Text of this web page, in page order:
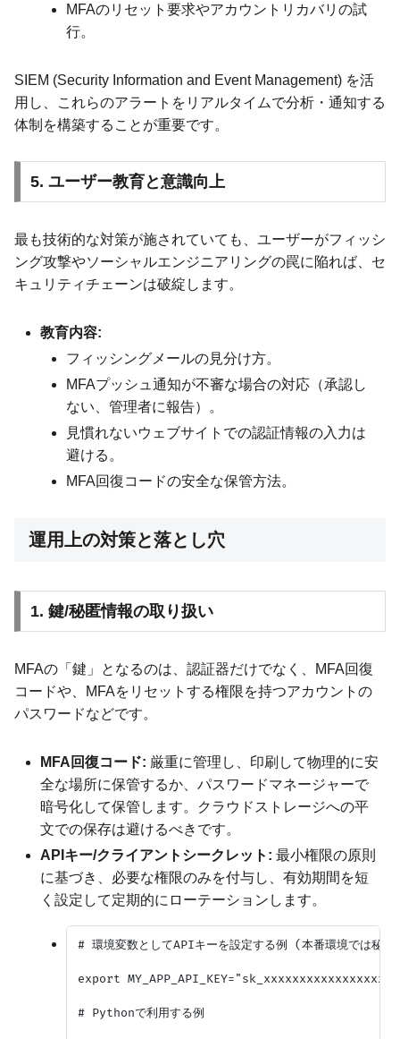
MFAのリセット要求やアカウントリカバリの試
行。
SIEM (Security Information and Event Management) を活
用し、これらのアラートをリアルタイムで分析・通知する
体制を構築することが重要です。
5. ユーザー教育と意識向上
最も技術的な対策が施されていても、ユーザーがフィッシ
ング攻撃やソーシャルエンジニアリングの罠に陥れば、セ
キュリティチェーンは破綻します。
教育内容:
フィッシングメールの見分け方。
MFAプッシュ通知が不審な場合の対応（承認し
ない、管理者に報告）。
見慣れないウェブサイトでの認証情報の入力は
避ける。
MFA回復コードの安全な保管方法。
運用上の対策と落とし穴
1. 鍵/秘匿情報の取り扱い
MFAの「鍵」となるのは、認証器だけでなく、MFA回復
コードや、MFAをリセットする権限を持つアカウントの
パスワードなどです。
MFA回復コード: 厳重に管理し、印刷して物理的に安
全な場所に保管するか、パスワードマネージャーで
暗号化して保管します。クラウドストレージへの平
文での保存は避けるべきです。
APIキー/クライアントシークレット: 最小権限の原則
に基づき、必要な権限のみを付与し、有効期間を短
く設定して定期的にローテーションします。
# 環境変数としてAPIキーを設定する例 (本番環境では秘匿
export
# Pythonで利用する例